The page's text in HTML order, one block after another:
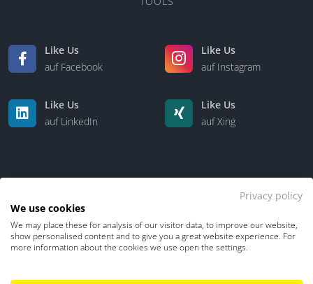
Like Us
auf Facebook
Like Us
auf Instagram
Like Us
auf LinkedIn
Like Us
auf Xing
Kontakt Über uns
Privacy policy
We use cookies
We may place these for analysis of our visitor data, to improve our website,
show personalised content and to give you a great website experience. For
more information about the cookies we use open the settings.